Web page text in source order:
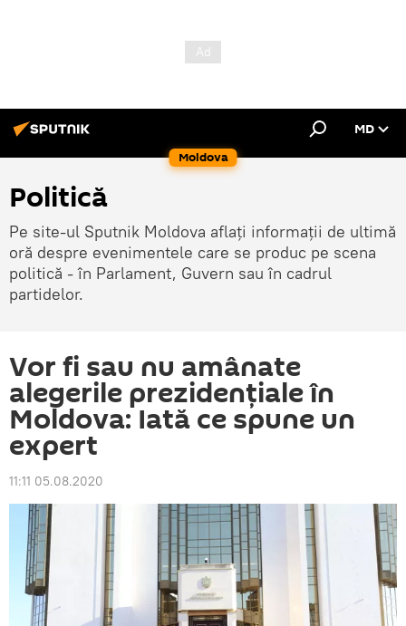
Moldova
MD
Politică
Pe site-ul Sputnik Moldova aflați informații de ultimă
oră despre evenimentele care se produc pe scena
politică - în Parlament, Guvern sau în cadrul
partidelor.
Vor fi sau nu amânate
alegerile prezidențiale în
Moldova: Iată ce spune un
expert
11:11 05.08.2020